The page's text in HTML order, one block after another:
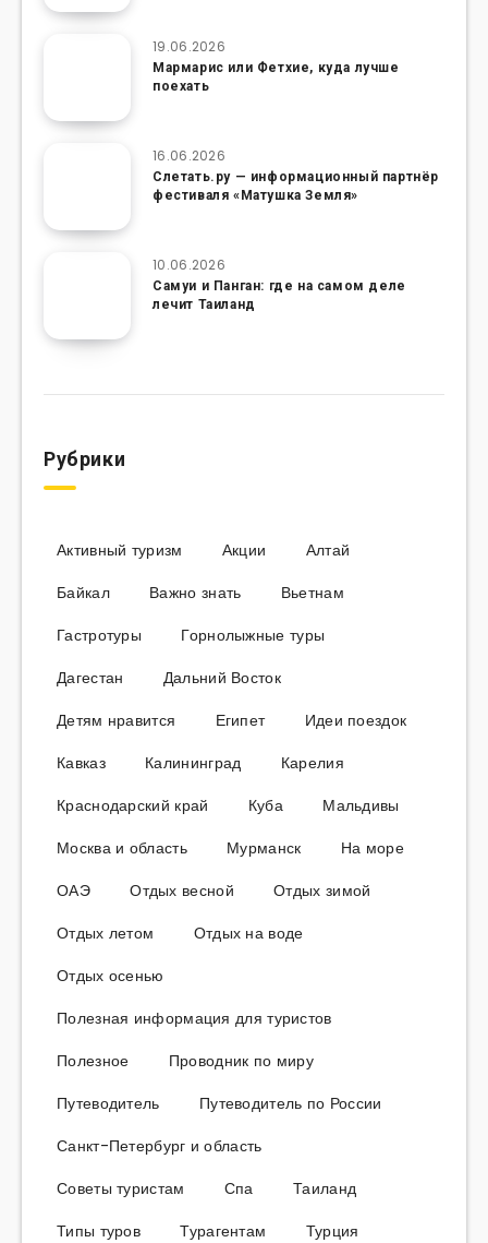
19.06.2026
Мармарис или Фетхие, куда лучше
поехать
16.06.2026
Слетать.ру — информационный партнёр
фестиваля «Матушка Земля»
10.06.2026
Самуи и Панган: где на самом деле
лечит Таиланд
Рубрики
Активный туризм Акции
Алтай
Байкал
Важно знать
Вьетнам
Гастротуры
Горнолыжные туры
Дагестан
Дальний Восток
Детям нравится
Египет
Идеи поездок
Кавказ
Калининград
Карелия
Краснодарский край
Куба
Мальдивы
Москва и область
Мурманск
На море
ОАЭ
Отдых весной
Отдых зимой
Отдых летом
Отдых на воде
Отдых осенью
Полезная информация для туристов
Полезное
Проводник по миру
Путеводитель
Путеводитель по России
Санкт-Петербург и область
Советы туристам
Спа
Таиланд
Типы туров
Турагентам Турция